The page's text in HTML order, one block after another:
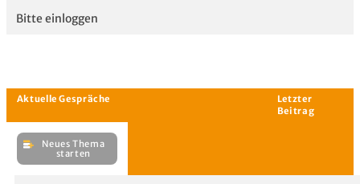
Bitte einloggen